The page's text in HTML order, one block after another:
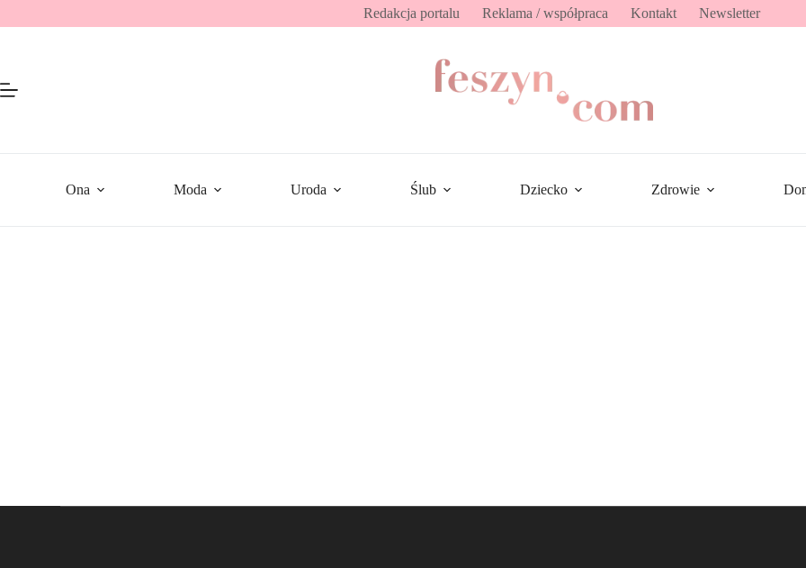
Redakcja portalu Reklama / współpraca Kontakt Newsletter
Ona Moda Uroda Ślub Dziecko Zdrowie